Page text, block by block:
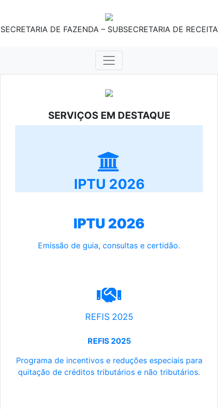
SECRETARIA DE FAZENDA – SUBSECRETARIA DE RECEITA
SERVIÇOS EM DESTAQUE
IPTU 2026
IPTU 2026
Emissão de guia, consultas e certidão.
REFIS 2025
REFIS 2025
Programa de incentivos e reduções especiais para
quitação de créditos tributários e não tributários.